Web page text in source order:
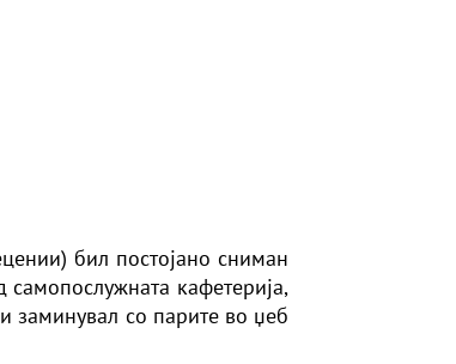
бил постојано сниман
кафетерија,
заминувал со парите во џеб